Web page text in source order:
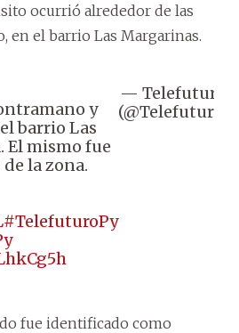
ocurrió alrededor de las
en el barrio Las Margarinas.
y
barrio Las
El mismo fue
la zona.
#TelefuturoPy
— Telefuturo
(@Telefuturo)
fue identificado como